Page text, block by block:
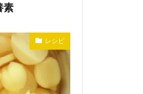
素
レシピ